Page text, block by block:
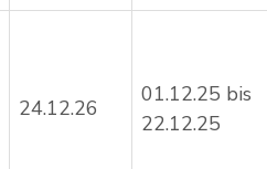
24.12.26
01.12.25 bis
22.12.25